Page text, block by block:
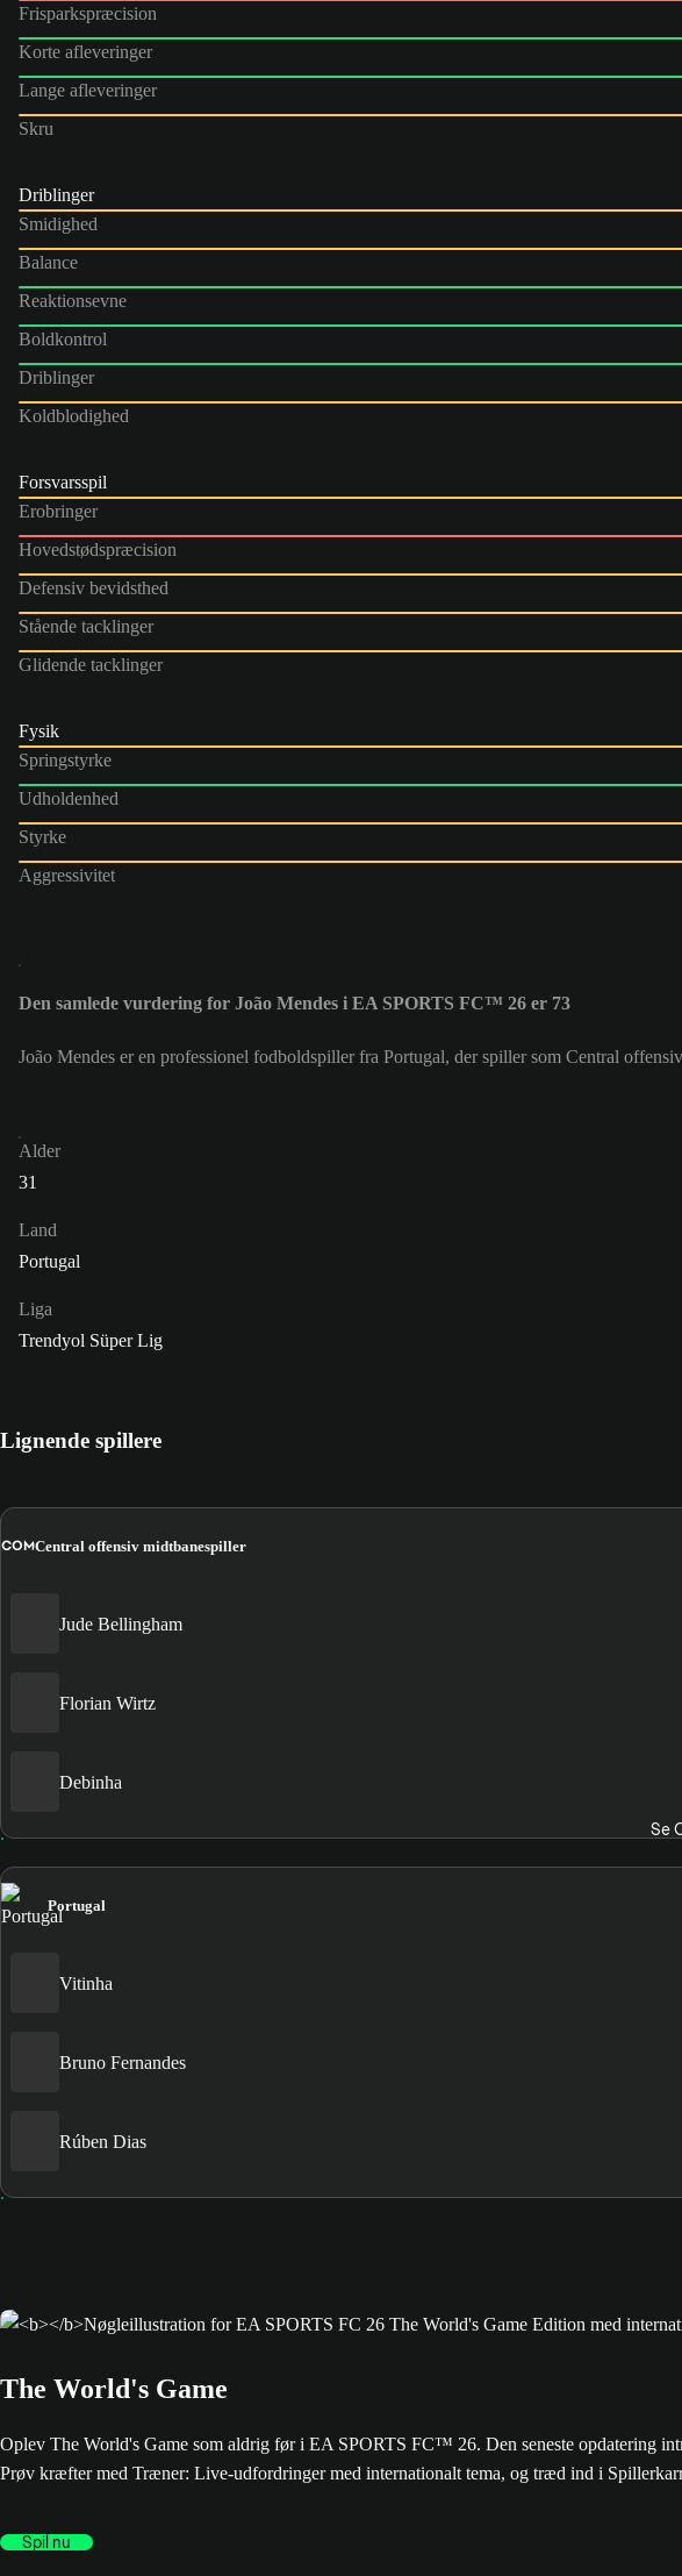
Frisparkspræcision
Korte afleveringer
Lange afleveringer
Skru
Driblinger
Smidighed
Balance
Reaktionsevne
Boldkontrol
Driblinger
Koldblodighed
Forsvarsspil
Erobringer
Hovedstødspræcision
Defensiv bevidsthed
Stående tacklinger
Glidende tacklinger
Fysik
Springstyrke
Udholdenhed
Styrke
Aggressivitet
Den samlede vurdering for João Mendes i EA SPORTS FC™ 26 er 73
João Mendes er en professionel fodboldspiller fra Portugal, der spiller som Central
Alder
31
Land
Portugal
Liga
Trendyol Süper Lig
Lignende spillere
COMCentral offensiv midtbanespiller
Jude Bellingham
Florian Wirtz
Debinha
Se
Portugal
Vitinha
Bruno Fernandes
Rúben Dias
The World's Game
Oplev The World's Game som aldrig før i EA SPORTS FC™ 26. Den seneste opdatering
Prøv kræfter med Træner: Live-udfordringer med internationalt tema, og træd ind i
Spil nu